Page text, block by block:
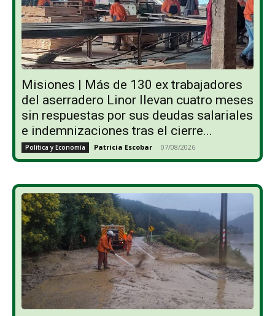
Misiones | Más de 130 ex trabajadores
del aserradero Linor llevan cuatro meses
sin respuestas por sus deudas salariales
e indemnizaciones tras el cierre...
Política y Economía Patricia Escobar - 07/08/2026